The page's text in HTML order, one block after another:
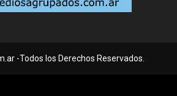
-Todos los Derechos Reservados.